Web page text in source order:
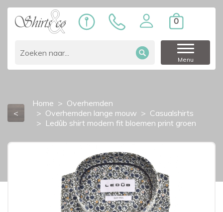
0
Menu
<
Home
Overhemden
Overhemden lange mouw
Casualshirts
Ledûb shirt modern fit bloemen print groen